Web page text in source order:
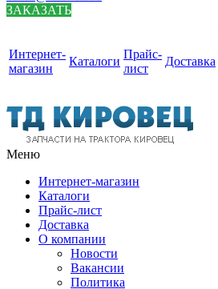
ЗАКАЗАТЬ
Интернет-
магазин
Каталоги
Прайс-
лист
Доставка
Меню
Интернет-магазин
Каталоги
Прайс-лист
Доставка
О компании
Новости
Вакансии
Политика